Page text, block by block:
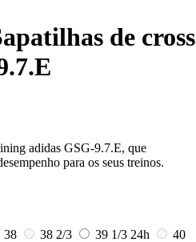
de cross
adidas GSG-9.7.E, que
para os seus treinos.
38 38 2/3 39 1/3 24h
40